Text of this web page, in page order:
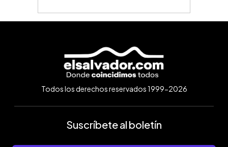
Todos los derechos reservados 1999-2026
Suscríbete al boletín